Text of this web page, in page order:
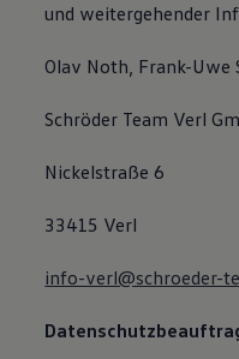
und weitergehender
Olav Noth, Frank-Uwe
Schröder Team Verl
Nickelstraße 6
33415 Verl
info-verl@schroeder-